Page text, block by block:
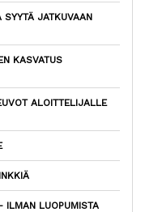
JATKUVAAN
KASVATUS
ALOITTELIJALLE
ILMAN LUOPUMISTA